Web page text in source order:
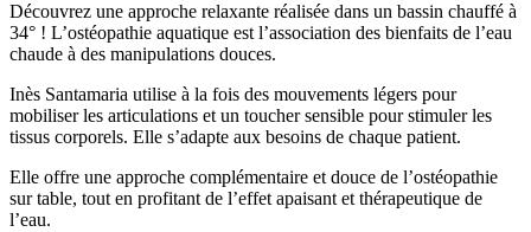
Découvrez une approche relaxante réalisée dans un bassin chauffé à
34° ! L’ostéopathie aquatique est l’association des bienfaits de l’eau
chaude à des manipulations douces.
Inès Santamaria utilise à la fois des mouvements légers pour
mobiliser les articulations et un toucher sensible pour stimuler les
tissus corporels. Elle s’adapte aux besoins de chaque patient.
Elle offre une approche complémentaire et douce de l’ostéopathie
sur table, tout en profitant de l’effet apaisant et thérapeutique de
l’eau.